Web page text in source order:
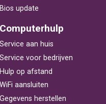
Bios update
Computerhulp
Service aan huis
Service voor bedrijven
Hulp op afstand
WiFi aansluiten
Gegevens herstellen